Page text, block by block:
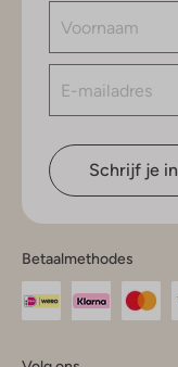
Schrijf je in
Betaalmethodes